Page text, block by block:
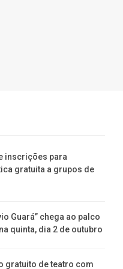
inscrições para
gratuita a grupos de
Guará” chega ao palco
quinta, dia 2 de outubro
gratuito de teatro com